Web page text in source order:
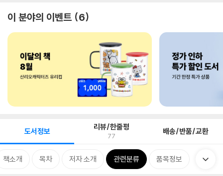
이 분야의 이벤트 6
도서정보 리뷰/한줄평
77 배송/반품/교환
책소개 목차 저자 소개 관련분류 품목정보